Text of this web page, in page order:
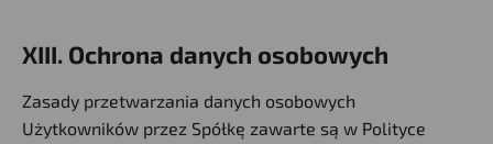
XIII. Ochrona danych osobowych
Zasady przetwarzania danych osobowych
Użytkowników przez Spółkę zawarte są w Polityce